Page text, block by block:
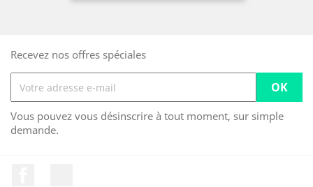
Recevez nos offres spéciales
Vous pouvez vous désinscrire à tout moment, sur simple
demande.